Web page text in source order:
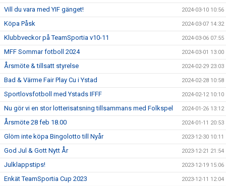
Vill du vara med YIF gänget! 2024-03-10 10:56
Köpa Påsk 2024-03-07 14:32
Klubbveckor på TeamSportia v10-11 2024-03-06 07:55
MFF Sommar fotboll 2024 2024-03-01 13:00
Årsmöte & tillsatt styrelse 2024-02-29 23:03
Bad & Värme Fair Play Cu i Ystad 2024-02-28 10:58
Sportlovsfotboll med Ystads IFFF 2024-02-12 10:10
Nu gör vi en stor lotterisatsning tillsammans med Folkspel 2024-01-26 13:12
Årsmöte 28 feb 18.00 2024-01-11 20:53
Glöm inte köpa Bingolotto till Nyår 2023-12-30 10:11
God Jul & Gott Nytt År 2023-12-21 21:54
Julklappstips! 2023-12-19 15:06
Enkät TeamSportia Cup 2023 2023-12-11 12:04